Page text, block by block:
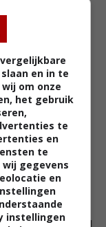
leidt al
en in te
om onze
het gebruik
te
en
te
gegevens
en
instellingen